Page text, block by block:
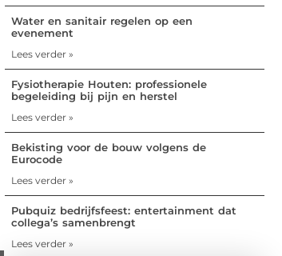
Water en sanitair regelen op een
evenement
Lees verder »
Fysiotherapie Houten: professionele
begeleiding bij pijn en herstel
Lees verder »
Bekisting voor de bouw volgens de
Eurocode
Lees verder »
Pubquiz bedrijfsfeest: entertainment dat
collega’s samenbrengt
Lees verder »